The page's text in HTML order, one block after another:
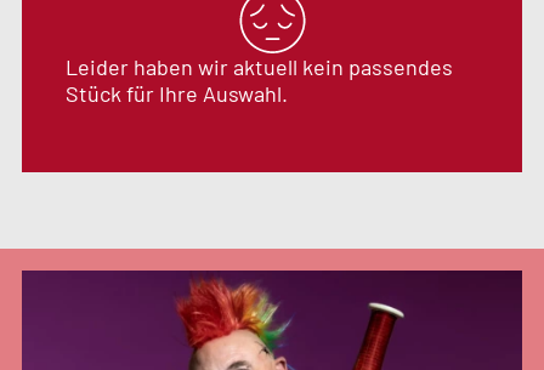
Leider haben wir aktuell kein passendes
Stück für Ihre Auswahl.